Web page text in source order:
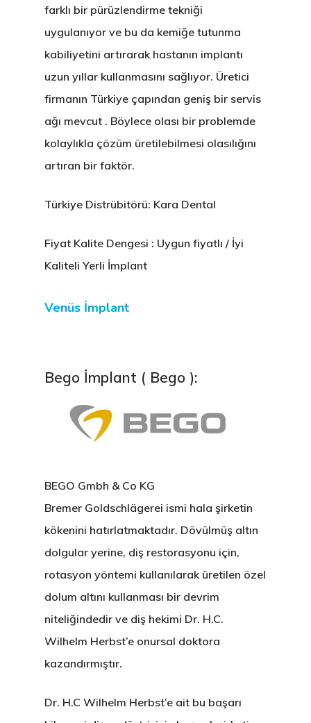
farklı bir pürüzlendirme tekniği
uygulanıyor ve bu da kemiğe tutunma
kabiliyetini artırarak hastanın implantı
uzun yıllar kullanmasını sağlıyor. Üretici
firmanın Türkiye çapından geniş bir servis
ağı mevcut . Böylece olası bir problemde
kolaylıkla çözüm üretilebilmesi olasılığını
artıran bir faktör.
Türkiye Distrübitörü: Kara Dental
Fiyat Kalite Dengesi : Uygun fiyatlı / İyi
Kaliteli Yerli İmplant
Venüs İmplant
Bego İmplant ( Bego ):
BEGO Gmbh & Co KG
Bremer Goldschlägerei ismi hala şirketin
kökenini hatırlatmaktadır. Dövülmüş altın
dolgular yerine, diş restorasyonu için,
rotasyon yöntemi kullanılarak üretilen özel
dolum altını kullanması bir devrim
niteliğindedir ve diş hekimi Dr. H.C.
Wilhelm Herbst’e onursal doktora
kazandırmıştır.
Dr. H.C Wilhelm Herbst’e ait bu başarı